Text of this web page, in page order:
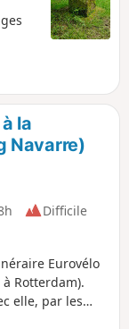
la
Navarre)
Difficile
Eurovélo
Rotterdam).
elle, par les